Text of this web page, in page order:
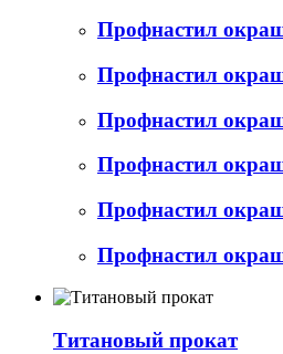
Профнастил
Профнастил
Профнастил
Профнастил
Профнастил
Профнастил
Титановый прокат